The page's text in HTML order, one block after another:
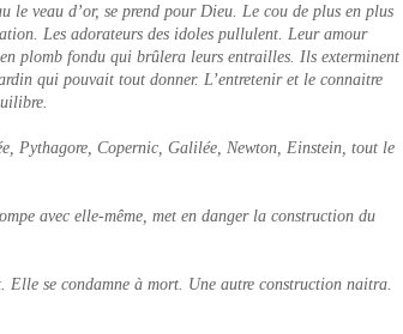
le veau d’or, se prend pour Dieu. Le cou de plus en plus
Les adorateurs des idoles pullulent. Leur amour
plomb fondu qui brûlera leurs entrailles. Ils exterminent
qui pouvait tout donner. L’entretenir et le connaitre
Pythagore, Copernic, Galilée, Newton, Einstein, tout le
avec elle-même, met en danger la construction du
Elle se condamne à mort. Une autre construction naitra.